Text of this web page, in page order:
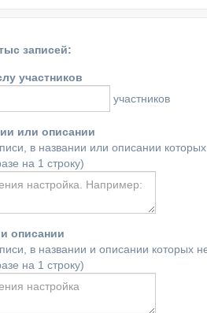
записей:
участников
участников
или описании
в названии или описании
на 1 строку)
описании
в названии и описании которых
на 1 строку)